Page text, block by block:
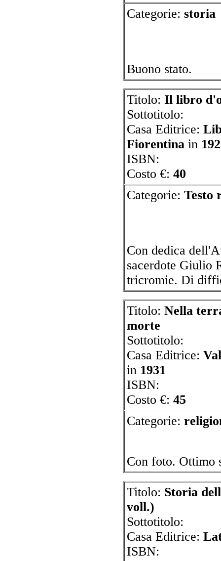
Categorie:
Buono stato.
Titolo:Il libro
Sottotitolo:
Casa Editrice:
Fiorentinain
ISBN:
Costo €:40
Categorie:
Con dedica
sacerdote Giulio
tricromie. Di
Titolo:Nella
morte
Sottotitolo:
Casa Editrice:
in 1931
ISBN:
Costo €:45
Categorie:
Con foto.
Titolo: Storia
voll.)
Sottotitolo:
Casa Editrice:
ISBN: